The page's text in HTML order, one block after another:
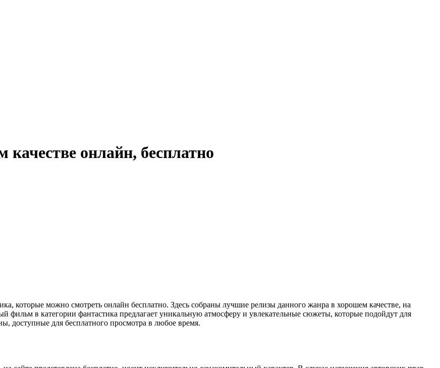
онлайн, бесплатно
которые можно смотреть онлайн бесплатно. Здесь собраны лучшие релизы данного жанра в хорошем качестве, на
фильм в категории фантастика предлагает уникальную атмосферу и увлекательные сюжеты, которые подойдут для
доступные для бесплатного просмотра в любое время.